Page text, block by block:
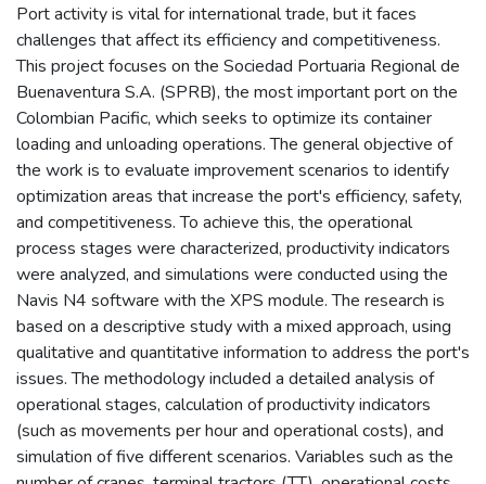
Port activity is vital for international trade, but it faces
challenges that affect its efficiency and competitiveness.
This project focuses on the Sociedad Portuaria Regional de
Buenaventura S.A. (SPRB), the most important port on the
Colombian Pacific, which seeks to optimize its container
loading and unloading operations. The general objective of
the work is to evaluate improvement scenarios to identify
optimization areas that increase the port's efficiency, safety,
and competitiveness. To achieve this, the operational
process stages were characterized, productivity indicators
were analyzed, and simulations were conducted using the
Navis N4 software with the XPS module. The research is
based on a descriptive study with a mixed approach, using
qualitative and quantitative information to address the port's
issues. The methodology included a detailed analysis of
operational stages, calculation of productivity indicators
(such as movements per hour and operational costs), and
simulation of five different scenarios. Variables such as the